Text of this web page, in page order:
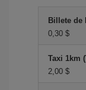
Billete de
0,30 $
Taxi 1km
2,00 $